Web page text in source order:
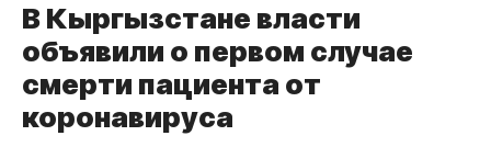
В Кыргызстане власти
объявили о первом случае
смерти пациента от
коронавируса